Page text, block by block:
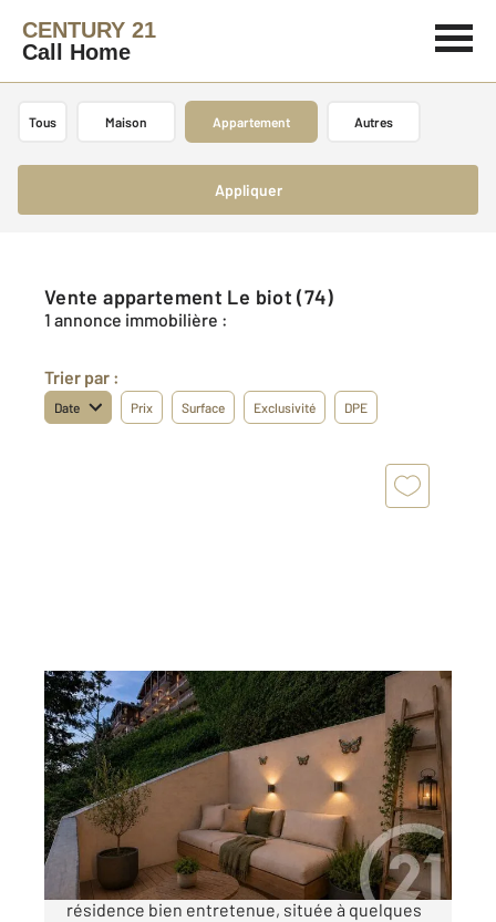
CENTURY 21
Call Home
Tous Maison Appartement Autres
Appliquer
Vente appartement Le biot (74)
1 annonce immobilière :
Trier par :
Date Prix Surface Exclusivité DPE
LE BIOT 74
42,55 m2, 2 pièces
Ref : 1609
Appartement T2 à vendre
134 000 €
Sympathique appartement lumineux dans une
résidence bien entretenue, située à quelques